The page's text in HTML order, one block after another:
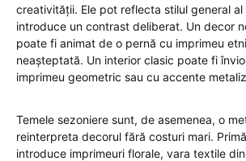
creativității. Ele pot reflecta stilul general
introduce un contrast deliberat. Un decor
poate fi animat de o pernă cu imprimeu
neașteptată. Un interior clasic poate fi
imprimeu geometric sau cu accente
Temele sezoniere sunt, de asemenea, o
reinterpreta decorul fără costuri mari.
introduce imprimeuri florale, vara textile